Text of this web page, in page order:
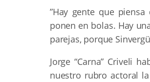
”Hay gente que
ponen en bolas. Hay
parejas, porque
Jorge “Carna” Criveli
nuestro rubro actoral